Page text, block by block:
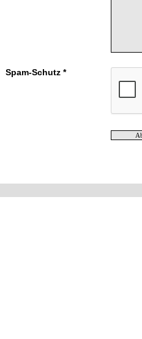
Spam-Schutz *